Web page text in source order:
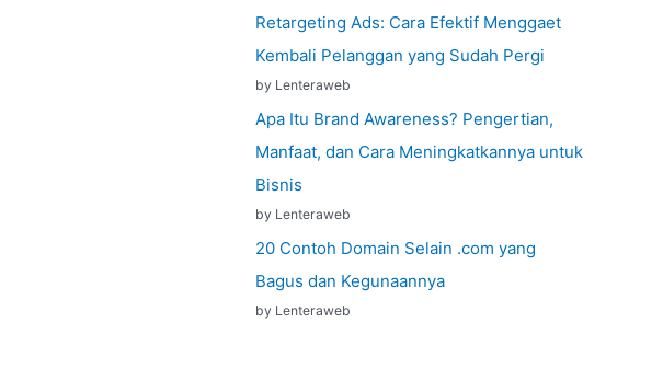
Retargeting Ads: Cara Efektif Menggaet
Kembali Pelanggan yang Sudah Pergi
by Lenteraweb
Apa Itu Brand Awareness? Pengertian,
Manfaat, dan Cara Meningkatkannya untuk
Bisnis
by Lenteraweb
20 Contoh Domain Selain .com yang
Bagus dan Kegunaannya
by Lenteraweb